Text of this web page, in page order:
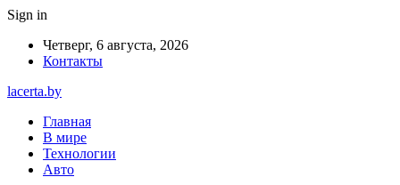
Sign in
Четверг, 6 августа, 2026
Контакты
lacerta.by
Главная
В мире
Технологии
Авто